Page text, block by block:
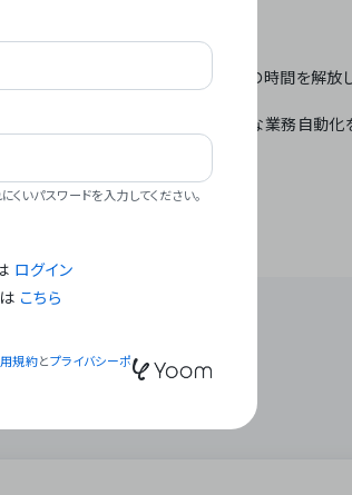
Time」 – テクノロジーで人々の時間を解放
Business Automation」 – 世界的な業務自動化
いパスワードを入力してください。
ログイン
こちら
規約とプライバシーポ